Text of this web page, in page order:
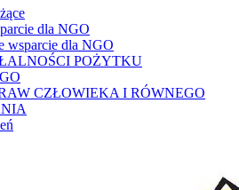
dla NGO
wsparcie dla NGO
POŻYTKU
CZŁOWIEKA I RÓWNEGO